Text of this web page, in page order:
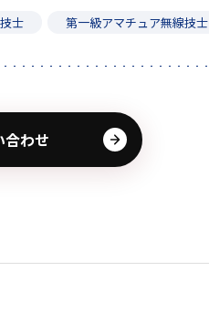
士 第一級アマチュア無線技士
合わせ